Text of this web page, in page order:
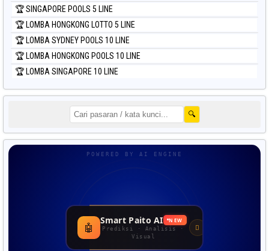
🏆 SINGAPORE POOLS 5 LINE
🏆 LOMBA HONGKONG LOTTO 5 LINE
🏆 LOMBA SYDNEY POOLS 10 LINE
🏆 LOMBA HONGKONG POOLS 10 LINE
🏆 LOMBA SINGAPORE 10 LINE
🔍
POWERED BY AI ENGINE
🤖
Smart Paito AI NEW
Prediksi · Analisis ·
Visual